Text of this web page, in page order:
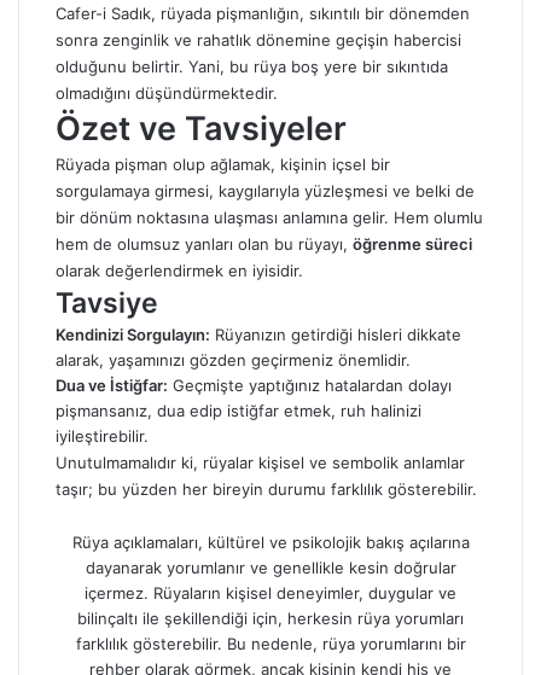
Cafer-i Sadık, rüyada pişmanlığın, sıkıntılı bir dönemden
sonra zenginlik ve rahatlık dönemine geçişin habercisi
olduğunu belirtir. Yani, bu rüya boş yere bir sıkıntıda
olmadığını düşündürmektedir.
Özet ve Tavsiyeler
Rüyada pişman olup ağlamak, kişinin içsel bir
sorgulamaya girmesi, kaygılarıyla yüzleşmesi ve belki de
bir dönüm noktasına ulaşması anlamına gelir. Hem olumlu
hem de olumsuz yanları olan bu rüyayı, öğrenme süreci
olarak değerlendirmek en iyisidir.
Tavsiye
Kendinizi Sorgulayın: Rüyanızın getirdiği hisleri dikkate
alarak, yaşamınızı gözden geçirmeniz önemlidir.
Dua ve İstiğfar: Geçmişte yaptığınız hatalardan dolayı
pişmansanız, dua edip istiğfar etmek, ruh halinizi
iyileştirebilir.
Unutulmamalıdır ki, rüyalar kişisel ve sembolik anlamlar
taşır; bu yüzden her bireyin durumu farklılık gösterebilir.
Rüya açıklamaları, kültürel ve psikolojik bakış açılarına
dayanarak yorumlanır ve genellikle kesin doğrular
içermez. Rüyaların kişisel deneyimler, duygular ve
bilinçaltı ile şekillendiği için, herkesin rüya yorumları
farklılık gösterebilir. Bu nedenle, rüya yorumlarını bir
rehber olarak görmek, ancak kişinin kendi his ve